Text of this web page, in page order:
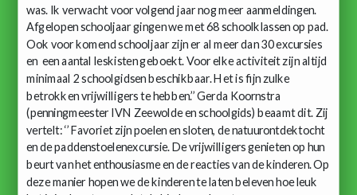
was. Ik verwacht voor volgend jaar nog meer aanmeldingen.
Afgelopen schooljaar gingen we met 68 schoolklassen op pad.
Ook voor komend schooljaar zijn er al meer dan 30 excursies
en een aantal leskisten geboekt. Voor elke activiteit zijn altijd
minimaal 2 schoolgidsen beschikbaar. Het is fijn zulke
betrokken vrijwilligers te hebben.’’ Gerda Koornstra
(penningmeester IVN Zeewolde en schoolgids) beaamt dit. Zij
vertelt: ‘’ Favoriet zijn poelen en sloten, de natuurontdektocht
en de paddenstoelenexcursie. De vrijwilligers genieten op hun
beurt van het enthousiasme en de reacties van de kinderen. Op
deze manier hopen we de kinderen te laten beleven hoe leuk